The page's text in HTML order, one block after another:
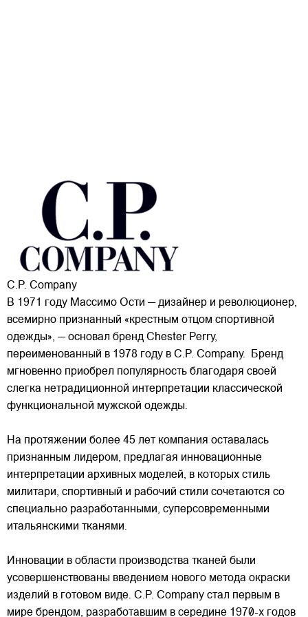
C.P. Company
В 1971 году Массимо Ости — дизайнер и революционер,
всемирно признанный «крестным отцом спортивной
одежды», — основал бренд Chester Perry,
переименованный в 1978 году в C.P. Company. Бренд
мгновенно приобрел популярность благодаря своей
слегка нетрадиционной интерпретации классической
функциональной мужской одежды.
На протяжении более 45 лет компания оставалась
признанным лидером, предлагая инновационные
интерпретации архивных моделей, в которых стиль
милитари, спортивный и рабочий стили сочетаются со
специально разработанными, суперсовременными
итальянскими тканями.
Инновации в области производства тканей были
усовершенствованы введением нового метода окраски
изделий в готовом виде. C.P. Company стал первым в
мире брендом, разработавшим в середине 1970-х годов